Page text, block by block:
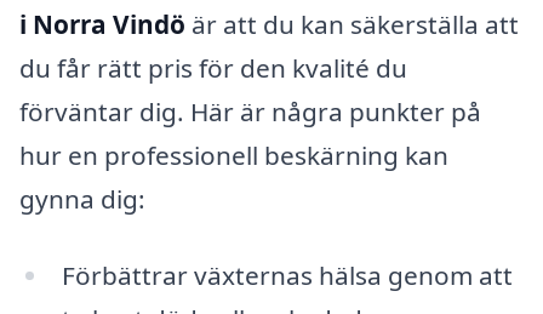
i Norra Vindö är att du kan säkerställa att
du får rätt pris för den kvalité du
förväntar dig. Här är några punkter på
hur en professionell beskärning kan
gynna dig:
Förbättrar växternas hälsa genom att